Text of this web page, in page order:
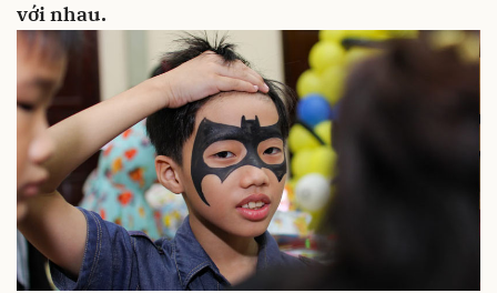
với nhau.